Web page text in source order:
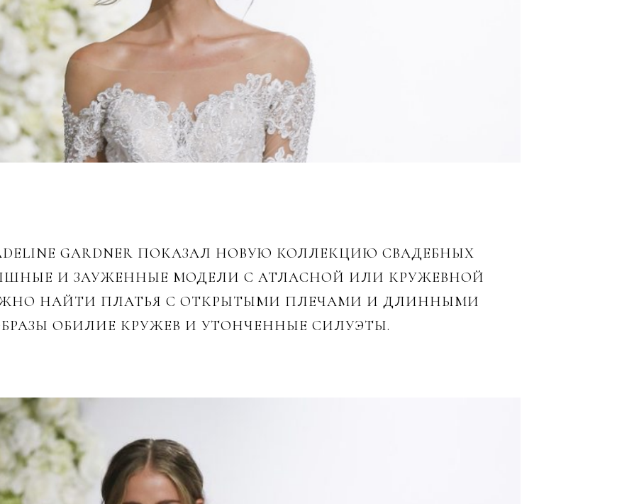
GARDNER ПОКАЗАЛ НОВУЮ КОЛЛЕКЦИЮ СВАДЕБНЫХ
И ЗАУЖЕННЫЕ МОДЕЛИ С АТЛАСНОЙ ИЛИ КРУЖЕВНОЙ
НАЙТИ ПЛАТЬЯ С ОТКРЫТЫМИ ПЛЕЧАМИ И ДЛИННЫМИ
ОБИЛИЕ КРУЖЕВ И УТОНЧЕННЫЕ СИЛУЭТЫ.